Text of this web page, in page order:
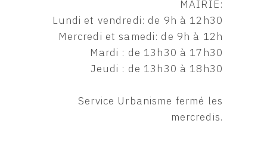
MAIRIE:
Lundi et vendredi: de 9h à 12h30
Mercredi et samedi: de 9h à 12h
Mardi : de 13h30 à 17h30
Jeudi : de 13h30 à 18h30
Service Urbanisme fermé les
mercredis.